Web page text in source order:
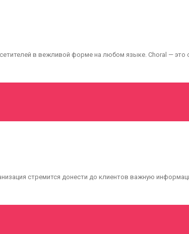
в вежливой форме на любом языке. Choral — это
стремится донести до клиентов важную